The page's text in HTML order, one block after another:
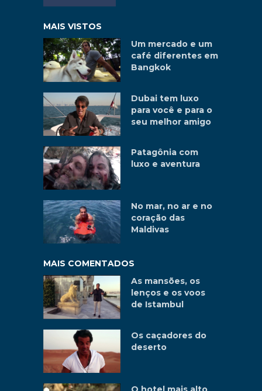
MAIS VISTOS
Um mercado e um
café diferentes em
Bangkok
Dubai tem luxo
para você e para o
seu melhor amigo
Patagônia com
luxo e aventura
No mar, no ar e no
coração das
Maldivas
MAIS COMENTADOS
As mansões, os
lenços e os voos
de Istambul
Os caçadores do
deserto